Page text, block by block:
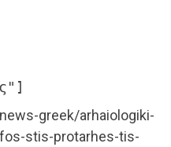
greek/arhaiologiki-
stis-protarhes-tis-